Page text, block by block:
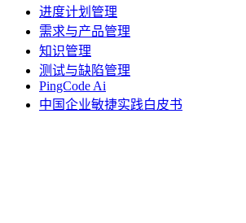
进度计划管理
需求与产品管理
知识管理
测试与缺陷管理
PingCode Ai
中国企业敏捷实践白皮书